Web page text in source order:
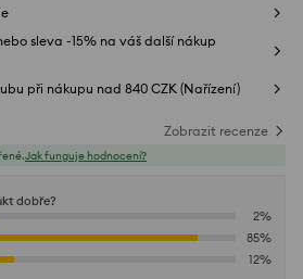
sleva -15% na váš další nákup
při nákupu nad 840 CZK (Nařízení)
Zobrazit recenze
Jak funguje hodnocení?
dobře?
2%
85%
12%